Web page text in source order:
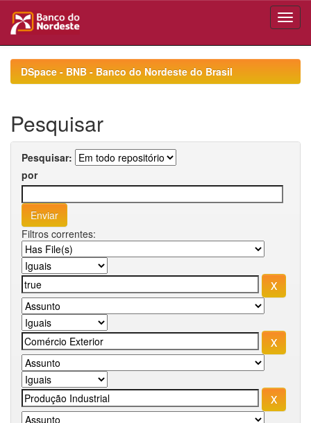
navigationDSpace - BNB - Banco do Nordeste do Brasil
Pesquisar
Pesquisar:
por
Filtros correntes: